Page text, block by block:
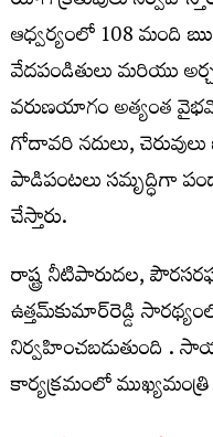
ఆధ్వర్యంలో 108 మంది
వేదపండితులు మరియు
వరుణయాగం అత్యంత
గోదావరి నదులు,
పాడిపంటలు సమృద్ధిగా
చేస్తారు.
రాష్ట్ర నీటిపారుదల,
ఉత్తమ్‌కుమార్‌రెడ్డి
నిర్వహించబడుతుంది .
కార్యక్రమంలో